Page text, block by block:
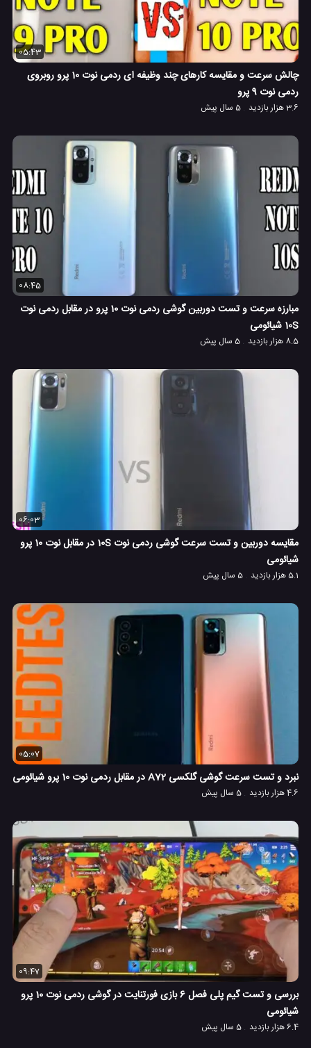
05:43
چالش سرعت و مقایسه کارهای چند وظیفه ای ردمی نوت 10 پرو روبروی
ردمی نوت 9 پرو
3.6 هزار بازدید 5 سال پیش
08:45
مبارزه سرعت و تست دوربین گوشی ردمی نوت 10 پرو در مقابل ردمی نوت
10S شیائومی
8.5 هزار بازدید 5 سال پیش
06:03
مقایسه دوربین و تست سرعت گوشی ردمی نوت 10S در مقابل نوت 10 پرو
شیائومی
5.1 هزار بازدید 5 سال پیش
05:07
نبرد و تست سرعت گوشی گلکسی A72 در مقابل ردمی نوت 10 پرو شیائومی
4.6 هزار بازدید 5 سال پیش
09:47
بررسی و تست گیم پلی فصل 6 بازی فورتنایت در گوشی ردمی نوت 10 پرو
شیائومی
6.4 هزار بازدید 5 سال پیش